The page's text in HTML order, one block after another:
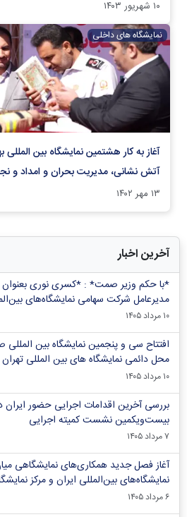
۱۰ شهریور ۱۴۰۳
نمایشگاه های داخلی
آغاز به کار هشتمین نمایشگاه بین
آتش نشانی، مدیریت بحران و امداد و
۱۳ مهر ۱۴۰۲
آخرین اخبار
*با حکم وزیر صمت* : *کسری نوری
مدیرعامل شرکت سهامی نمایشگاه‌های
۱۰ مرداد ۱۴۰۵
افتتاح سی و پنجمین نمایشگاه بین
محل دائمی نمایشگاه های بین المللی تهران
۱۰ مرداد ۱۴۰۵
بررسی آخرین اقدامات اجرایی حضور ایران
بیست‌ویکمین نشست کمیته اجرایی
۷ مرداد ۱۴۰۵
آغاز فصل جدید همکاری‌های نمایشگاهی
نمایشگاه‌های بین‌المللی ایران و مرکز
۶ مرداد ۱۴۰۵